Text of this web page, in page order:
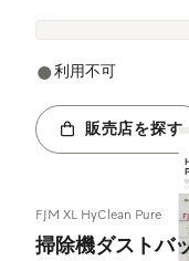
利用不可
販売店を探す
FJM XL HyClean Pure
掃除機ダストバ